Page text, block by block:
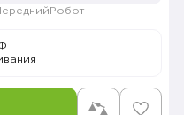
Робот